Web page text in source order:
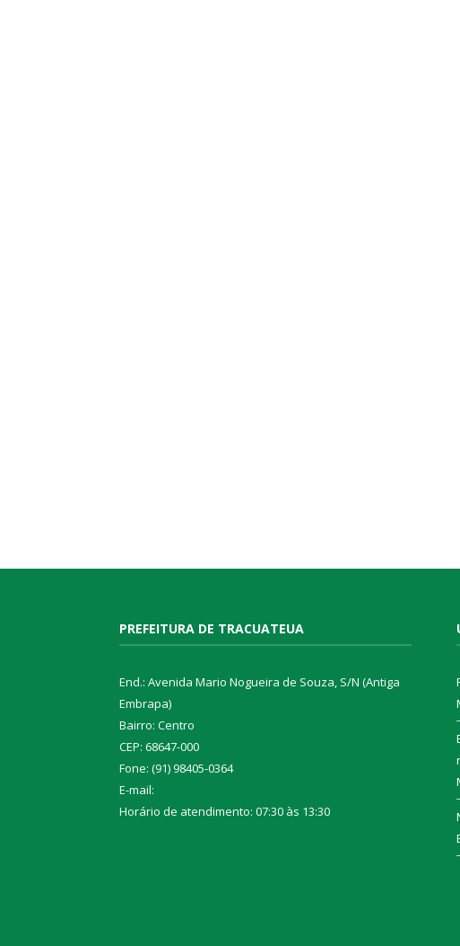
PREFEITURA DE TRACUATEUA
End.: Avenida Mario Nogueira de Souza, S/N (Antiga
Embrapa)
Bairro: Centro
CEP: 68647-000
Fone: (91) 98405-0364
E-mail:
Horário de atendimento: 07:30 às 13:30